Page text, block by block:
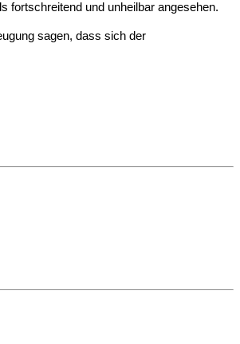
fortschreitend und unheilbar angesehen.
sagen, dass sich der